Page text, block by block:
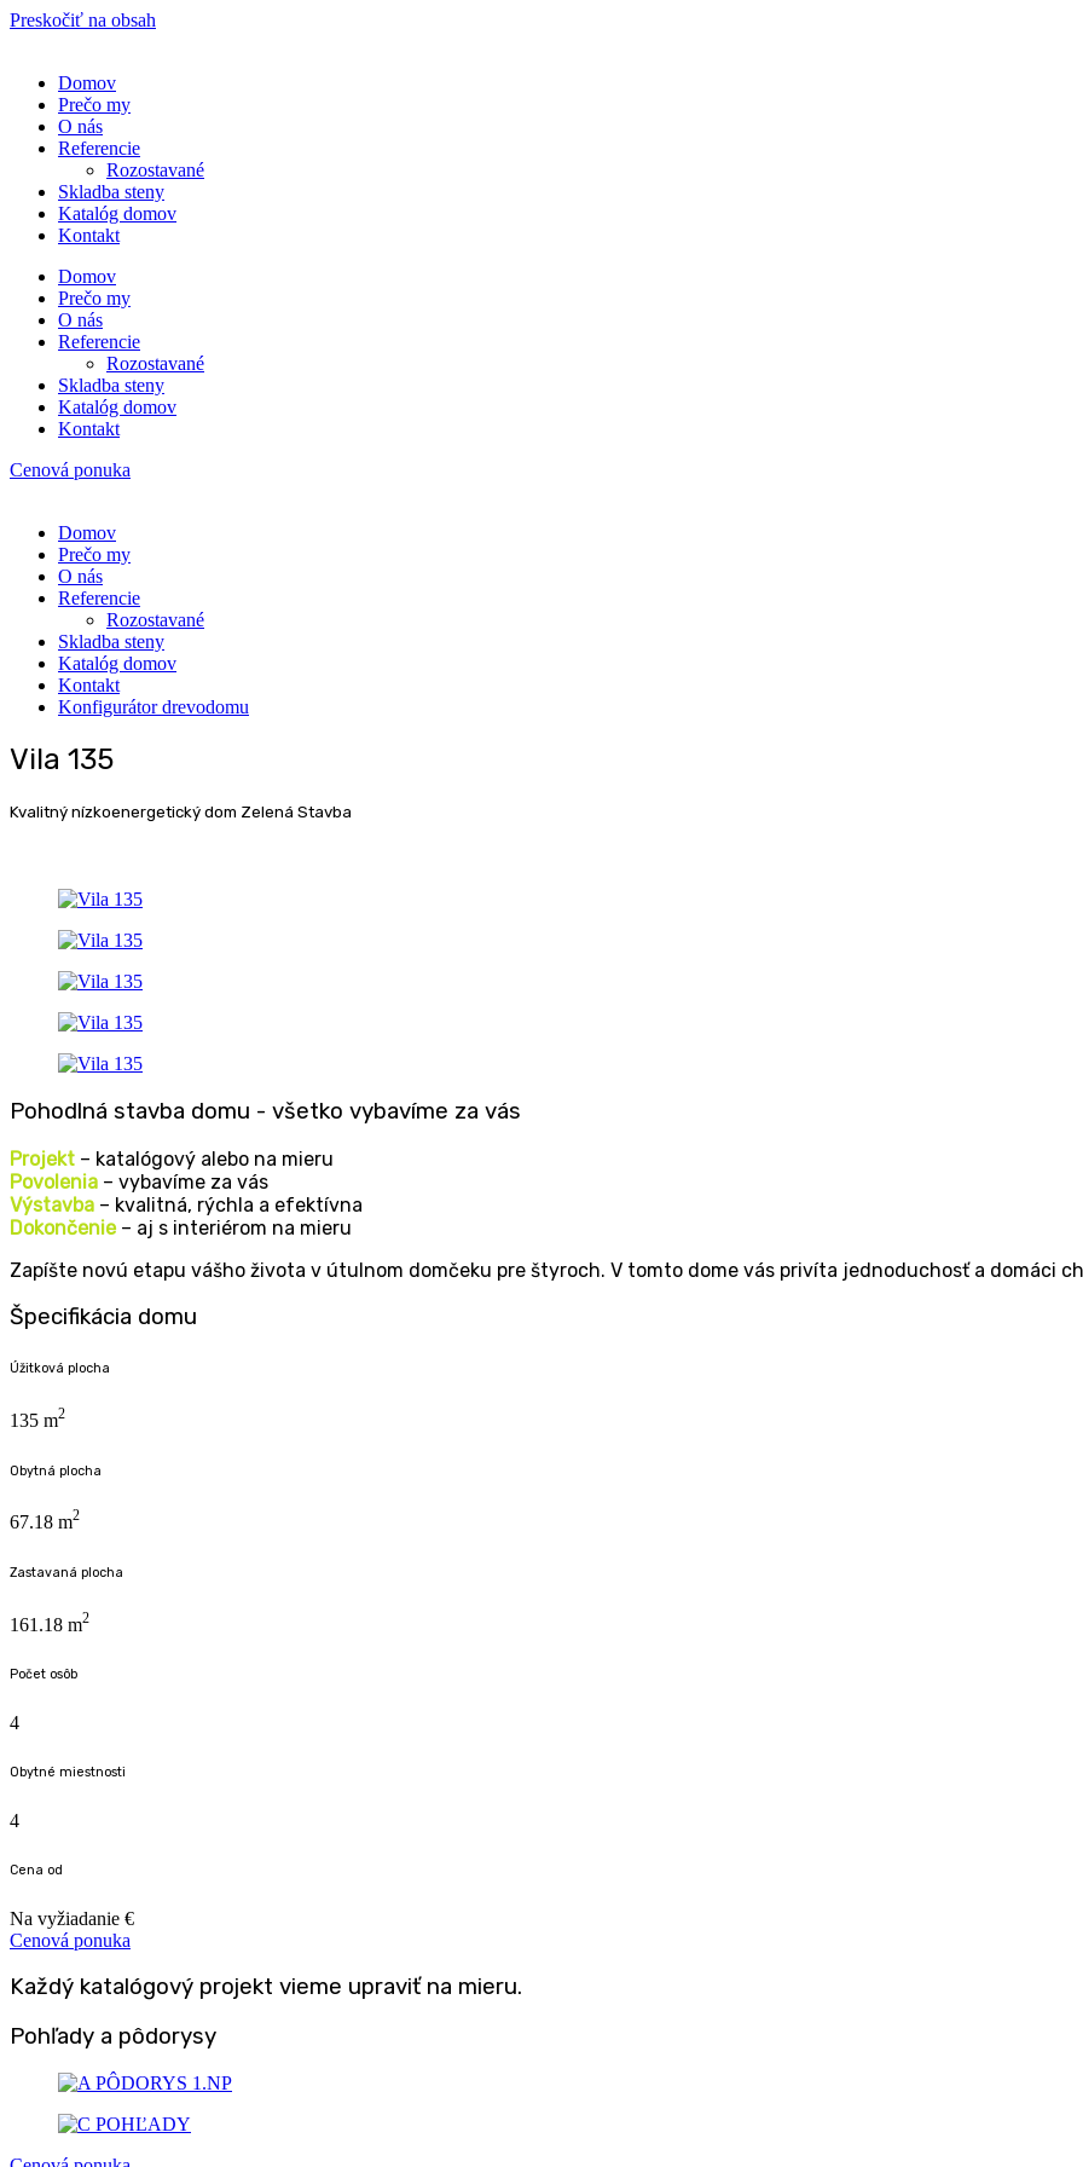
Preskočiť na obsah
Domov
Pre­čo my
O nás
Refe­ren­cie
Rozosta­va­né
Sklad­ba steny
Kata­lóg domov
Kon­takt
Domov
Pre­čo my
O nás
Refe­ren­cie
Rozosta­va­né
Sklad­ba steny
Kata­lóg domov
Kon­takt
Cenová ponuka
Domov
Pre­čo my
O nás
Refe­ren­cie
Rozosta­va­né
Sklad­ba steny
Kata­lóg domov
Kon­takt
Kon­fi­gu­rá­tor drevodomu
Vila 135
Kvalitný nízkoenergetický dom Zelená Stavba
Pohodlná stavba domu - všetko vybavíme za vás
Projekt – katalógový alebo na mieru
Povolenia – vybavíme za vás
Výstavba – kvalitná, rýchla a efektívna
Dokončenie– aj s interiérom na mieru
Zapíš­te novú eta­pu vášho živo­ta v útul­nom domče­ku pre šty­roch. V tom­to dome vás pri­ví­ta jed­no­du­chosť a domá­ci
Špecifikácia domu
Úžitková plocha
135 m2
Obytná plocha
67.18 m2
Zastavaná plocha
161.18 m2
Počet osôb
4
Obytné miestnosti
4
Cena od
Na vyžiadanie €
Cenová ponuka
Každý katalógový projekt vieme upraviť na mieru.
Pohľady a pôdorysy